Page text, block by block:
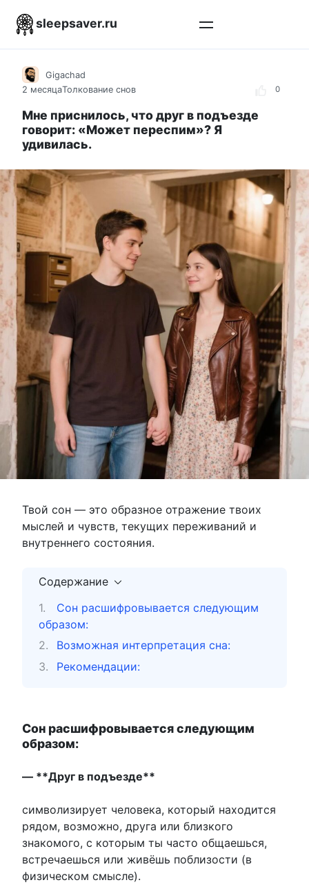
sleepsaver.ru
0
Gigachad
2 месяцаТолкование снов
Мне приснилось, что друг в подъезде
говорит: «Может переспим»? Я
удивилась.
Твой сон — это образное отражение твоих
мыслей и чувств, текущих переживаний и
внутреннего состояния.
Содержание
Сон расшифровывается следующим
образом:
Возможная интерпретация сна:
Рекомендации:
Сон расшифровывается следующим
образом:
— **Друг в подъезде**
символизирует человека, который находится
рядом, возможно, друга или близкого
знакомого, с которым ты часто общаешься,
встречаешься или живёшь поблизости (в
физическом смысле).